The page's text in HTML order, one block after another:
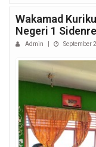
Wakamad
Negeri 1
Admin September